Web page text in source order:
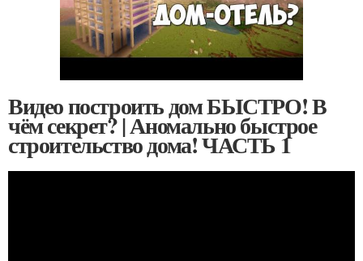
Видео построить дом БЫСТРО! В
чём секрет? | Аномально быстрое
строительство дома! ЧАСТЬ 1